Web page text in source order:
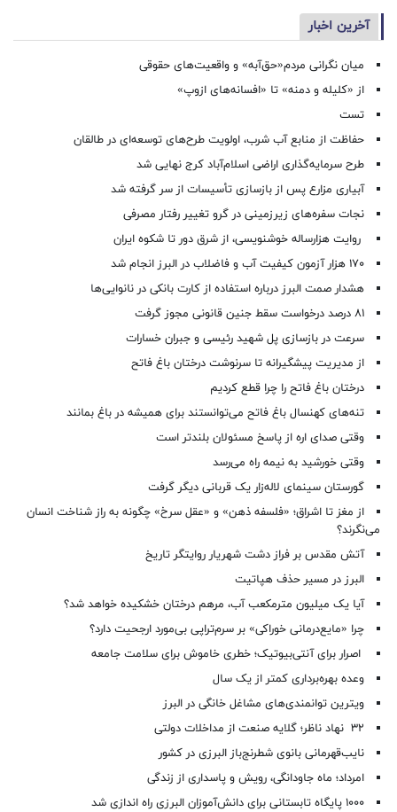
آخرین اخبار
میان نگرانی مردم«حق‌آبه» و واقعیت‌های حقوقی
از «کلیله و دمنه» تا «افسانه‌های ازوپ»
تست
حفاظت از منابع آب شرب، اولویت طرح‌های توسعه‌ای در طالقان
طرح سرمایه‌گذاری اراضی اسلام‌آباد کرج نهایی شد
آبیاری مزارع پس از بازسازی تأسیسات از سر گرفته شد
نجات سفره‌های زیرزمینی در گرو تغییر رفتار مصرفی
روایت هزارساله خوشنویسی، از شرق دور تا شکوه ایران
۱۷۰ هزار آزمون کیفیت آب و فاضلاب در البرز انجام شد
هشدار صمت البرز درباره استفاده از کارت بانکی در نانوایی‌ها
۸۱ درصد درخواست‌ سقط جنین قانونی مجوز گرفت
سرعت در بازسازی پل شهید رئیسی و جبران خسارات
از مدیریت پیشگیرانه تا سرنوشت درختان باغ فاتح
درختان باغ فاتح را چرا قطع کردیم
تنه‌های کهنسال باغ فاتح می‌توانستند برای همیشه در باغ بمانند
وقتی صدای اره از پاسخ مسئولان بلندتر است
وقتی خورشید به نیمه راه می‌رسد
گورستان سینمای لاله‌زار یک قربانی دیگر گرفت
از مغز تا اشراق؛ «فلسفه ذهن» و «عقل سرخ» چگونه به راز شناخت انسان
می‌نگرند؟
آتش مقدس بر فراز دشت شهریار روایتگر تاریخ
البرز در مسیر حذف هپاتیت
آیا یک میلیون مترمکعب آب، مرهم درختان خشکیده خواهد شد؟
چرا «مایع‌درمانی خوراکی» بر سرم‌تراپی بی‌مورد ارجحیت دارد؟
اصرار برای آنتی‌بیوتیک؛ خطری خاموش برای سلامت جامعه
وعده بهره‌برداری کمتر از یک سال
ویترین توانمندی‌های مشاغل خانگی در البرز
۳۲ نهاد ناظر؛ گلایه صنعت از مداخلات دولتی
نایب‌قهرمانی بانوی شطرنج‌باز البرزی در کشور
امرداد؛ ماه جاودانگی، رویش و پاسداری از زندگی
۱۰۰۰ پایگاه تابستانی برای دانش‌آموزان البرزی راه اندازی شد